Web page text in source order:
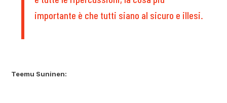
importante è che tutti siano al sicuro e illesi.
Teemu Suninen: